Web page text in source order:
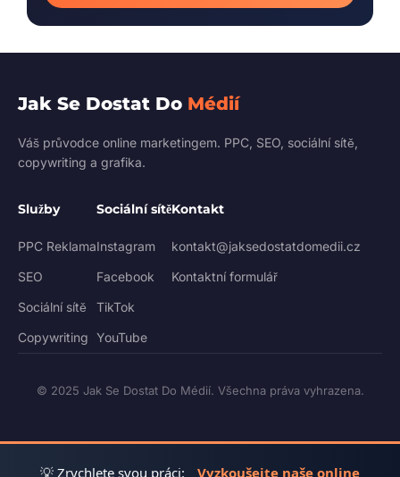
Jak Se Dostat Do Médií
Váš průvodce online marketingem. PPC, SEO, sociální sítě,
copywriting a grafika.
Služby
PPC Reklama
SEO
Sociální sítě
Copywriting
Sociální sítě
Instagram
Facebook
TikTok
YouTube
Kontakt
kontakt@jaksedostatdomedii.cz
Kontaktní formulář
© 2025 Jak Se Dostat Do Médií. Všechna práva vyhrazena.
💡 Zrychlete svou práci: Vyzkoušejte naše online